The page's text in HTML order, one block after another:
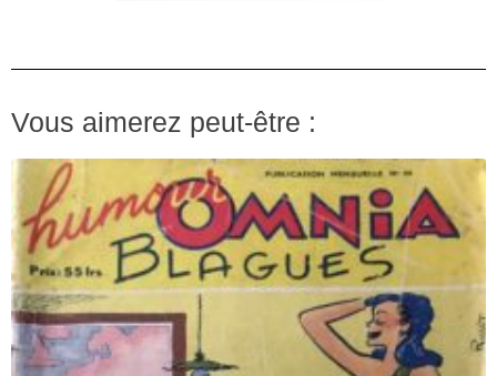
Vous aimerez peut-être :